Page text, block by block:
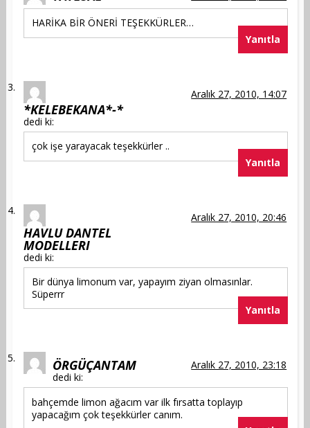
HARİKA BİR ÖNERİ TEŞEKKÜRLER…
Yanıtla
*KELEBEKANA*-*
dedi ki:
Aralık 27, 2010, 14:07
çok işe yarayacak teşekkürler ..
Yanıtla
HAVLU DANTEL
MODELLERI
dedi ki:
Aralık 27, 2010, 20:46
Bir dünya limonum var, yapayım ziyan olmasınlar.
Süperrr
Yanıtla
ÖRGÜÇANTAM
dedi ki:
Aralık 27, 2010, 23:18
bahçemde limon ağacım var ilk fırsatta toplayıp
yapacağım çok teşekkürler canım.